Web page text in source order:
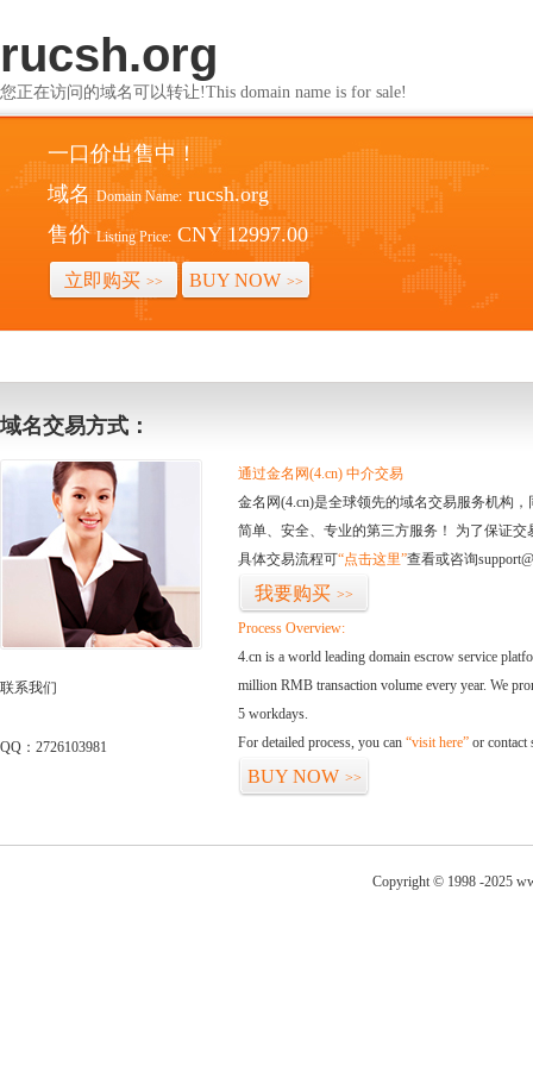
rucsh.org
您正在访问的域名可以转让!This domain name is for sale!
一口价出售中！
域名 Domain Name: rucsh.org
售价 Listing Price: CNY 12997.00
立即购买 >> BUY NOW >>
域名交易方式：
联系我们
QQ：2726103981
通过金名网(4.cn) 中介交易
金名网(4.cn)是全球领先的域名交易服务机构
简单、安全、专业的第三方服务！ 为了保证
具体交易流程可“点击这里”查看或咨询
我要购买 >>
Process Overview:
4.cn is a world leading domain escrow service
million RMB transaction volume every year. We
5 workdays.
For detailed process, you can “visit here” or contact
BUY NOW >>
Copyright © 1998 -2025